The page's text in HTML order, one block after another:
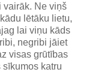
vairāk. Ne viņš
lētāku lietu,
lai viņu kāds
negribi jāiet
visas grūtības
katru